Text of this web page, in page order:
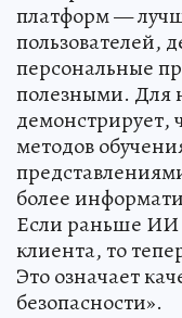
платформ —
пользователей,
персональные
полезными. Для
демонстрирует,
методов
более
Если раньше ИИ
клиента, то
Это означает
безопасности».